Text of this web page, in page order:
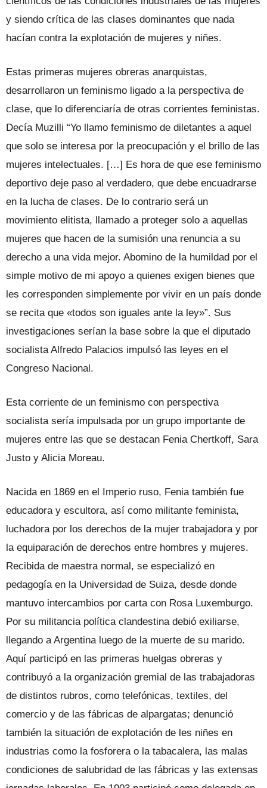
y siendo crítica de las clases dominantes que nada
hacían contra la explotación de mujeres y niñes.
Estas primeras mujeres obreras anarquistas,
desarrollaron un feminismo ligado a la perspectiva de
clase, que lo diferenciaría de otras corrientes feministas.
Decía Muzilli “Yo llamo feminismo de diletantes a aquel
que solo se interesa por la preocupación y el brillo de las
mujeres intelectuales. […] Es hora de que ese feminismo
deportivo deje paso al verdadero, que debe encuadrarse
en la lucha de clases. De lo contrario será un
movimiento elitista, llamado a proteger solo a aquellas
mujeres que hacen de la sumisión una renuncia a su
derecho a una vida mejor. Abomino de la humildad por el
simple motivo de mi apoyo a quienes exigen bienes que
les corresponden simplemente por vivir en un país donde
se recita que «todos son iguales ante la ley»”. Sus
investigaciones serían la base sobre la que el diputado
socialista Alfredo Palacios impulsó las leyes en el
Congreso Nacional.
Esta corriente de un feminismo con perspectiva
socialista sería impulsada por un grupo importante de
mujeres entre las que se destacan Fenia Chertkoff, Sara
Justo y Alicia Moreau.
Nacida en 1869 en el Imperio ruso, Fenia también fue
educadora y escultora, así como militante feminista,
luchadora por los derechos de la mujer trabajadora y por
la equiparación de derechos entre hombres y mujeres.
Recibida de maestra normal, se especializó en
pedagogía en la Universidad de Suiza, desde donde
mantuvo intercambios por carta con Rosa Luxemburgo.
Por su militancia política clandestina debió exiliarse,
llegando a Argentina luego de la muerte de su marido.
Aquí participó en las primeras huelgas obreras y
contribuyó a la organización gremial de las trabajadoras
de distintos rubros, como telefónicas, textiles, del
comercio y de las fábricas de alpargatas; denunció
también la situación de explotación de les niñes en
industrias como la fosforera o la tabacalera, las malas
condiciones de salubridad de las fábricas y las extensas